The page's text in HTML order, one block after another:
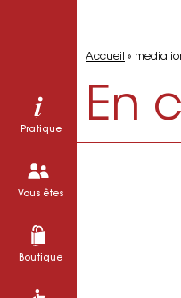
Pratique
Vous êtes
Boutique
Accueil »
En